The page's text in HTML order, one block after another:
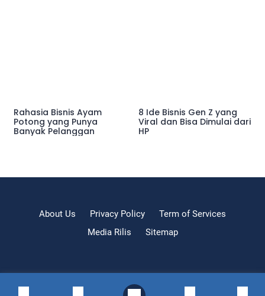
Rahasia Bisnis Ayam
Potong yang Punya
Banyak Pelanggan
8 Ide Bisnis Gen Z yang
Viral dan Bisa Dimulai dari
HP
About Us Privacy Policy
Term of Services
Media Rilis
Sitemap